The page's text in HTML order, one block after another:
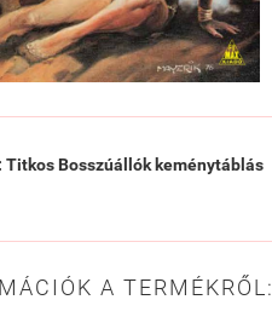
Titkos Bosszúállók keménytáblás
A TERMÉKRŐL: